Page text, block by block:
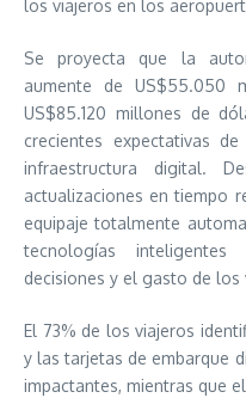
los viajeros en los
Se proyecta que la
aumente de US$55.050
US$85.120 millones de
crecientes expectativas
infraestructura digital.
actualizaciones en tiempo
equipaje totalmente
tecnologías
decisiones y el gasto de los
El 73% de los viajeros
y las tarjetas de embarque
impactantes, mientras que